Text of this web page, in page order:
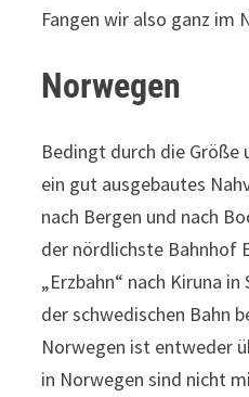
Fangen wir also ganz im
Norwegen
Bedingt durch die Größe
ein gut ausgebautes
nach Bergen und nach
der nördlichste Bahnhof
„Erzbahn“ nach Kiruna
der schwedischen Bahn
Norwegen ist entweder
in Norwegen sind nicht